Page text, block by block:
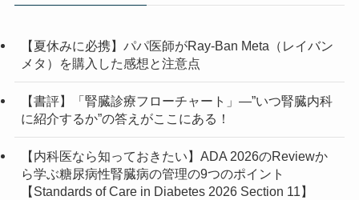
(10)
(3)
(1)
(1)
(1)
(1)
(4)
(3)
(2)
(1)
(3)
(1)
(1)
(2)
【夏休みに必携】パパ医師がRay-Ban Meta（レイバン
メタ）を購入した感想と注意点
【書評】「腎臓診療フローチャート」—”いつ腎臓内科
に紹介するか”の答えがここにある！
【内科医なら知っておきたい】ADA 2026のReviewか
ら学ぶ糖尿病性腎臓病の管理の9つのポイント
【Standards of Care in Diabetes 2026 Section 11】